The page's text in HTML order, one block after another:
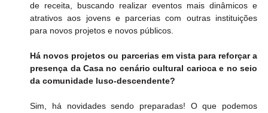
de receita, buscando realizar eventos mais dinâmicos e
atrativos aos jovens e parcerias com outras instituições
para novos projetos e novos públicos.
Há novos projetos ou parcerias em vista para reforçar a
presença da Casa no cenário cultural carioca e no seio
da comunidade luso-descendente?
Sim, há novidades sendo preparadas! O que podemos